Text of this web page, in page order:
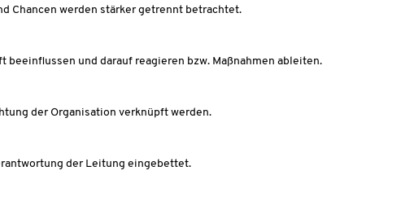
Chancen werden stärker getrennt betrachtet.
und darauf reagieren bzw. Maßnahmen ableiten.
der Organisation verknüpft werden.
der Leitung eingebettet.